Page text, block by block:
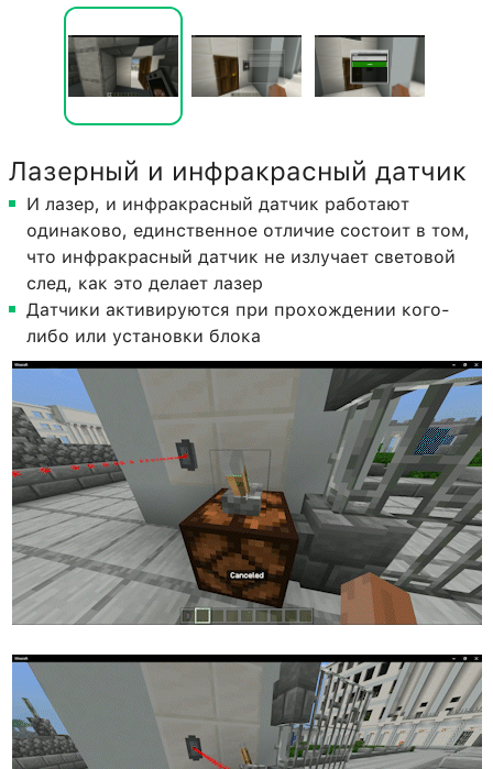
Лазерный и инфракрасный датчик
И лазер, и инфракрасный датчик работают
одинаково, единственное отличие состоит в том,
что инфракрасный датчик не излучает световой
след, как это делает лазер
Датчики активируются при прохождении кого-
либо или установки блока